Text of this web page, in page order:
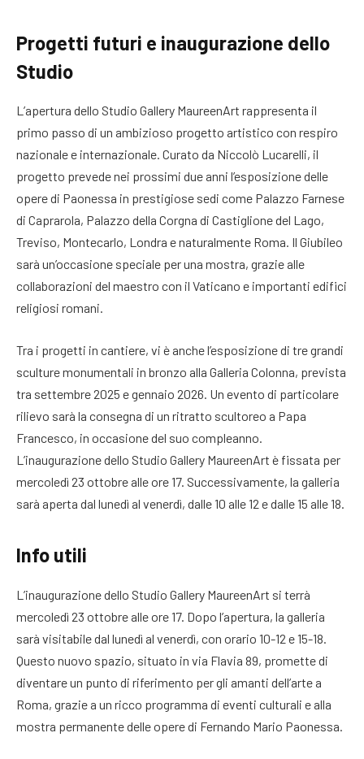
Progetti futuri e inaugurazione dello
Studio
L’apertura dello Studio Gallery MaureenArt rappresenta il
primo passo di un ambizioso progetto artistico con respiro
nazionale e internazionale. Curato da Niccolò Lucarelli, il
progetto prevede nei prossimi due anni l’esposizione delle
opere di Paonessa in prestigiose sedi come Palazzo Farnese
di Caprarola, Palazzo della Corgna di Castiglione del Lago,
Treviso, Montecarlo, Londra e naturalmente Roma. Il Giubileo
sarà un’occasione speciale per una mostra, grazie alle
collaborazioni del maestro con il Vaticano e importanti edifici
religiosi romani.
Tra i progetti in cantiere, vi è anche l’esposizione di tre grandi
sculture monumentali in bronzo alla Galleria Colonna, prevista
tra settembre 2025 e gennaio 2026. Un evento di particolare
rilievo sarà la consegna di un ritratto scultoreo a Papa
Francesco, in occasione del suo compleanno.
L’inaugurazione dello Studio Gallery MaureenArt è fissata per
mercoledì 23 ottobre alle ore 17. Successivamente, la galleria
sarà aperta dal lunedì al venerdì, dalle 10 alle 12 e dalle 15 alle 18.
Info utili
L’inaugurazione dello Studio Gallery MaureenArt si terrà
mercoledì 23 ottobre alle ore 17. Dopo l’apertura, la galleria
sarà visitabile dal lunedì al venerdì, con orario 10-12 e 15-18.
Questo nuovo spazio, situato in via Flavia 89, promette di
diventare un punto di riferimento per gli amanti dell’arte a
Roma, grazie a un ricco programma di eventi culturali e alla
mostra permanente delle opere di Fernando Mario Paonessa.